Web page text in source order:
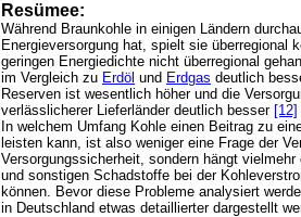
Resümee:
Während Braunkohle in einigen Ländern
Energieversorgung hat, spielt sie überregional
geringen Energiedichte nicht überregional
im Vergleich zu Erdöl und Erdgas deutlich
Reserven ist wesentlich höher und die
verlässlicherer Lieferländer deutlich besser [12]
In welchem Umfang Kohle einen Beitrag zu
leisten kann, ist also weniger eine Frage der
Versorgungssicherheit, sondern hängt
und sonstigen Schadstoffe bei der
können. Bevor diese Probleme analysiert
in Deutschland etwas detaillierter dargestellt